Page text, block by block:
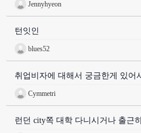
Jennyhyeon
턴잇인
blues52
취업비자에 대해서 궁금한게 있어
Cymmetri
런던 city쪽 대학 다니시거나 출근